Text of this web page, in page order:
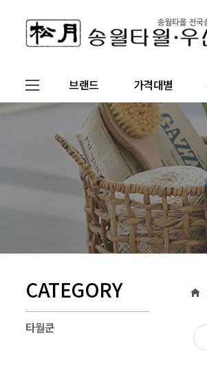
브랜드 가격대별
CATEGORY
타월쿤